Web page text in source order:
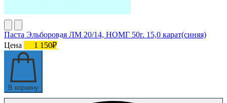
Паста Эльборовая ЛМ 20/14, НОМГ 50г. 15,0 карат(синяя)
Цена
1 150₽
В корзину